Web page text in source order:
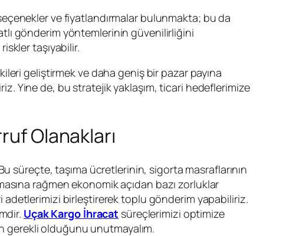
ve fiyatlandırmalar bulunmakta; bu da
gönderim yöntemlerinin güvenilirliğini
taşıyabilir.
geliştirmek ve daha geniş bir pazar payına
Yine de, bu stratejik yaklaşım, ticari hedeflerimize
Olanakları
süreçte, taşıma ücretlerinin, sigorta masraflarının
rağmen ekonomik açıdan bazı zorluklar
adetlerimizi birleştirerek toplu gönderim yapabiliriz.
Uçak Kargo İhracat süreçlerimizi optimize
gerekli olduğunu unutmayalım.